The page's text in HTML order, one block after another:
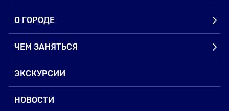
О ГОРОДЕ
ЧЕМ ЗАНЯТЬСЯ
ЭКСКУРСИИ
НОВОСТИ